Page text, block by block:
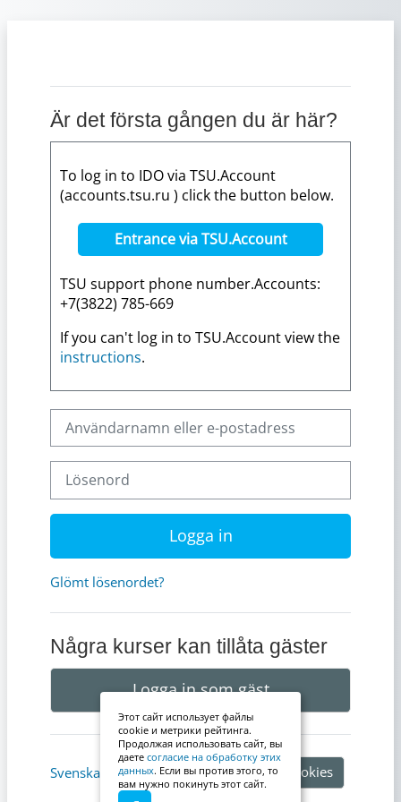
Är det första gången du är här?
To log in to IDO via TSU.Account
(accounts.tsu.ru ) click the button below.
Entrance via TSU.Account
TSU support phone number.Accounts:
+7(3822) 785-669
If you can't log in to TSU.Account view the
instructions.
Logga in
Glömt lösenordet?
Några kurser kan tillåta gäster
Logga in som gäst
Svenska ‎(sv)‎ Information om cookies
Этот сайт использует файлы
cookie и метрики рейтинга.
Продолжая использовать сайт, вы
даете согласие на обработку этих
данных. Если вы против этого, то
вам нужно покинуть этот сайт.